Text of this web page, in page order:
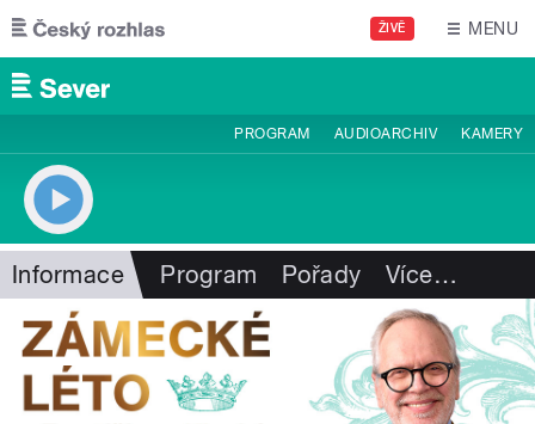
Přejít k hlavnímu obsahu
ŽIVĚ MENU
PROGRAM AUDIOARCHIV KAMERY
Informace Program Pořady Více…